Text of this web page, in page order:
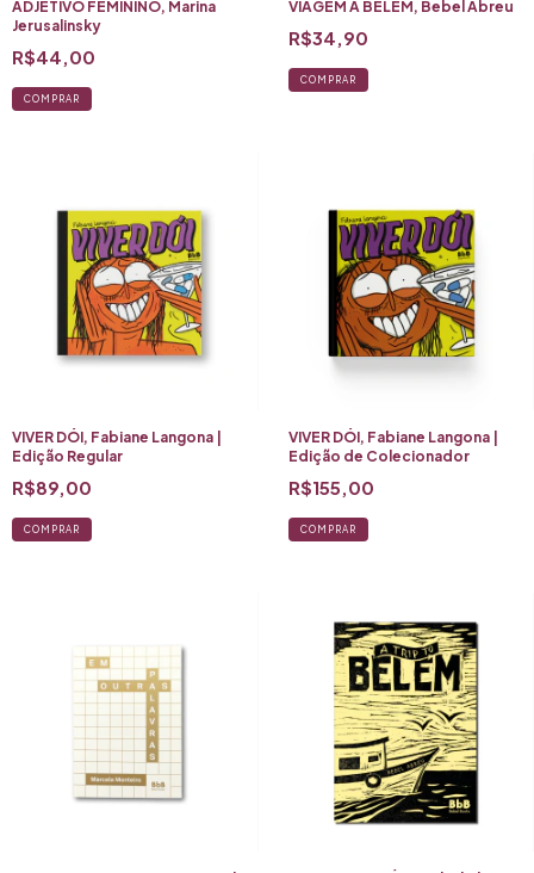
ADJETIVO FEMININO, Marina
Jerusalinsky
R$44,00
COMPRAR
VIAGEM A BELÉM, Bebel Abreu
R$34,90
VIVER DÓI, Fabiane Langona |
Edição Regular
R$89,00
VIVER DÓI, Fabiane Langona |
Edição de Colecionador
R$155,00